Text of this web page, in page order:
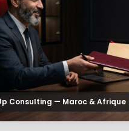
Consulting — Maroc & Afrique